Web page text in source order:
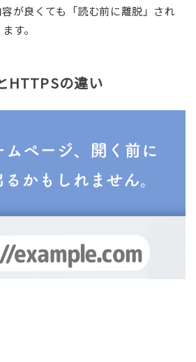
が良くても「読む前に離脱」され
す。
HTTPSの違い